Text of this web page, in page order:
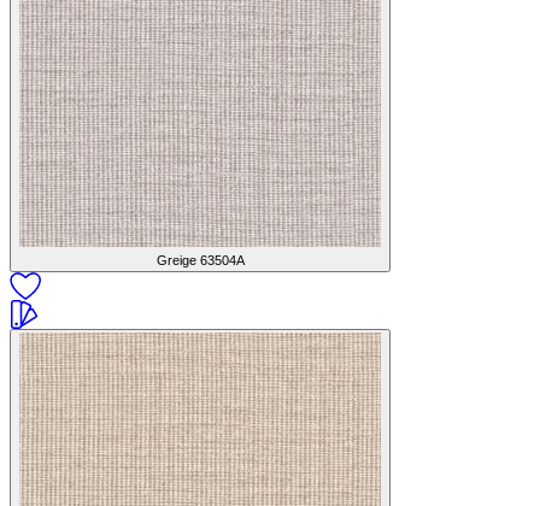
Greige 63504A